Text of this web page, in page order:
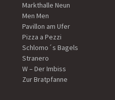
Markthalle Neun
Men Men
Pavillon am Ufer
Pizza a Pezzi
Schlomo´s Bagels
Stranero
W – Der Imbiss
Zur Bratpfanne